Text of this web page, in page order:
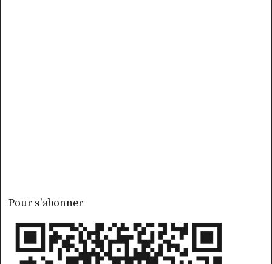
Pour s'abonner